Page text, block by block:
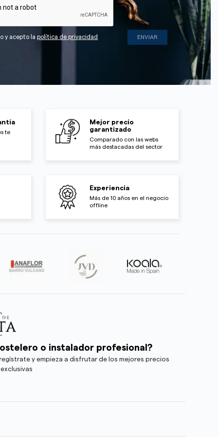
y acepto lapolítica de privacidad
te
Mejor precio
garantizado
Comparado con las webs
más destacadas del sector
Experiencia
Más de 10 años en el negocio
offline
o instalador profesional?
y empieza a disfrutar de los mejores precios